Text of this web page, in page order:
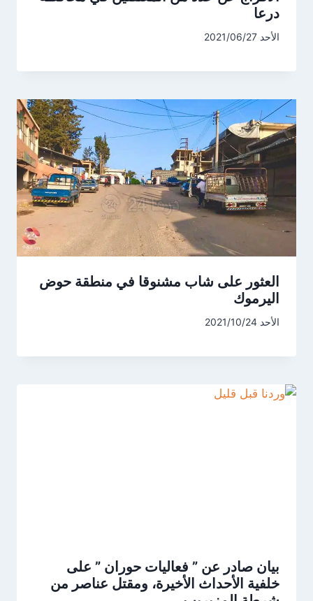
درعا
الأحد 2021/06/27
العثور على شاب مشنوقا في منطقة حوض
اليرموك
الأحد 2021/10/24
بيان صادر عن ” فعاليات حوران ” على
خلفية الأحداث الأخيرة، ومقتل عناصر من